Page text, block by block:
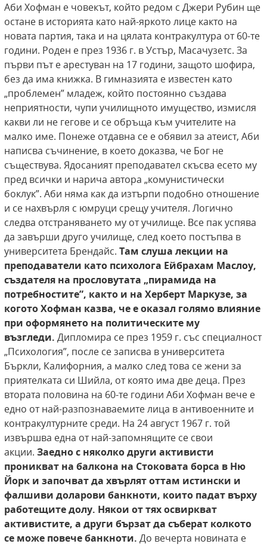
Аби Хофман е човекът, който редом с Джери Рубин ще
остане в историята като най-яркото лице както на
новата партия, така и на цялата контракултура от 60-те
години. Роден е през 1936 г. в Устър, Масачузетс. За
първи път е арестуван на 17 години, защото шофира,
без да има книжка. В гимназията е известен като
„проблемен” младеж, който постоянно създава
неприятности, чупи училищното имущество, измисля
какви ли не гегове и се обръща към учителите на
малко име. Понеже отдавна се е обявил за атеист, Аби
написва съчинение, в което доказва, че Бог не
съществува. Ядосаният преподавател скъсва есето му
пред всички и нарича автора „комунистически
боклук”. Аби няма как да изтърпи подобно отношение
и се нахвърля с юмруци срещу учителя. Логично
следва отстраняването му от училище. Все пак успява
да завърши друго училище, след което постъпва в
университета Брендайс. Там слуша лекции на
преподаватели като психолога Ейбрахам Маслоу,
създателя на прословутата „пирамида на
потребностите”, както и на Херберт Маркузе, за
когото Хофман казва, че е оказал голямо влияние
при оформянето на политическите му
възгледи. Дипломира се през 1959 г. със специалност
„Психология”, после се записва в университета
Бъркли, Калифорния, а малко след това се жени за
приятелката си Шийла, от която има две деца. През
втората половина на 60-те години Аби Хофман вече е
едно от най-разпознаваемите лица в антивоенните и
контракултурните среди. На 24 август 1967 г. той
извършва една от най-запомнящите се свои
акции. Заедно с няколко други активисти
проникват на балкона на Стоковата борса в Ню
Йорк и започват да хвърлят оттам истински и
фалшиви доларови банкноти, които падат върху
работещите долу. Някои оттях освиркват
активистите, а други бързатда съберат колкото
се може повече банкноти. До вечерта новината е